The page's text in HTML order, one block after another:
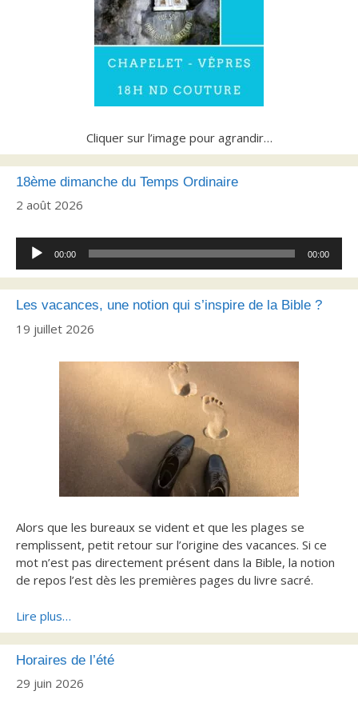
Cliquer sur l’image pour agrandir…
18ème dimanche du Temps Ordinaire
2 août 2026
Lecteur
audio
00:00 00:00
Les vacances, une notion qui s’inspire de la Bible ?
19 juillet 2026
Alors que les bureaux se vident et que les plages se
remplissent, petit retour sur l’origine des vacances. Si ce
mot n’est pas directement présent dans la Bible, la notion
de repos l’est dès les premières pages du livre sacré.
Lire plus…
Horaires de l’été
29 juin 2026